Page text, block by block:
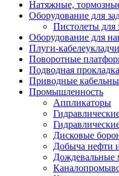
Натяжные,
Оборудование для
Пистолеты для
Оборудование для
Плуги-
Поворотные
Подводная
Приводные
Промышленность
Аппликаторы
Дисковые
Добыча нефти